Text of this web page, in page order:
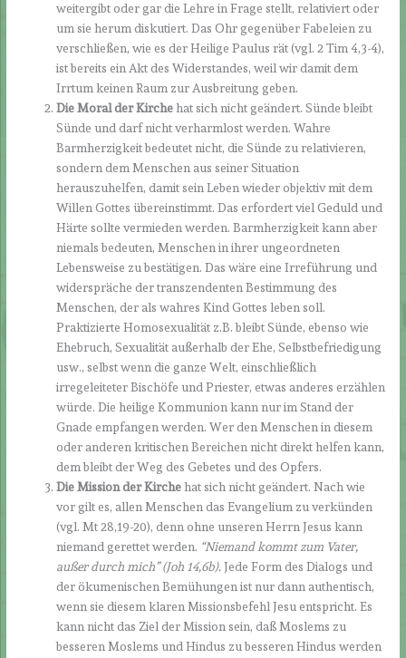
weitergibt oder gar die Lehre in Frage stellt, relativiert oder
um sie herum diskutiert. Das Ohr gegenüber Fabeleien zu
verschließen, wie es der Heilige Paulus rät (vgl. 2 Tim 4,3-4),
ist bereits ein Akt des Widerstandes, weil wir damit dem
Irrtum keinen Raum zur Ausbreitung geben.
Die Moral der Kirchehat sich nicht geändert. Sünde bleibt
Sünde und darf nicht verharmlost werden. Wahre
Barmherzigkeit bedeutet nicht, die Sünde zu relativieren,
sondern dem Menschen aus seiner Situation
herauszuhelfen, damit sein Leben wieder objektiv mit dem
Willen Gottes übereinstimmt. Das erfordert viel Geduld und
Härte sollte vermieden werden. Barmherzigkeit kann aber
niemals bedeuten, Menschen in ihrer ungeordneten
Lebensweise zu bestätigen. Das wäre eine Irreführung und
widerspräche der transzendenten Bestimmung des
Menschen, der als wahres Kind Gottes leben soll.
Praktizierte Homosexualität z.B. bleibt Sünde, ebenso wie
Ehebruch, Sexualität außerhalb der Ehe, Selbstbefriedigung
usw., selbst wenn die ganze Welt, einschließlich
irregeleiteter Bischöfe und Priester, etwas anderes erzählen
würde. Die heilige Kommunion kann nur im Stand der
Gnade empfangen werden. Wer den Menschen in diesem
oder anderen kritischen Bereichen nicht direkt helfen kann,
dem bleibt der Weg des Gebetes und des Opfers.
Die Mission der Kirchehat sich nicht geändert. Nach wie
vor gilt es, allen Menschen das Evangelium zu verkünden
(vgl. Mt 28,19-20), denn ohne unseren Herrn Jesus kann
niemand gerettet werden. “Niemand kommt zum Vater,
außer durch mich” (Joh 14,6b).Jede Form des Dialogs und
der ökumenischen Bemühungen ist nur dann authentisch,
wenn sie diesem klaren Missionsbefehl Jesu entspricht. Es
kann nicht das Ziel der Mission sein, daß Moslems zu
besseren Moslems und Hindus zu besseren Hindus werden